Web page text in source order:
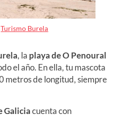
Turismo Burela
, la playa de O Penoural
el año. En ella, tu mascota
metros de longitud, siempre
Galiciacuenta con